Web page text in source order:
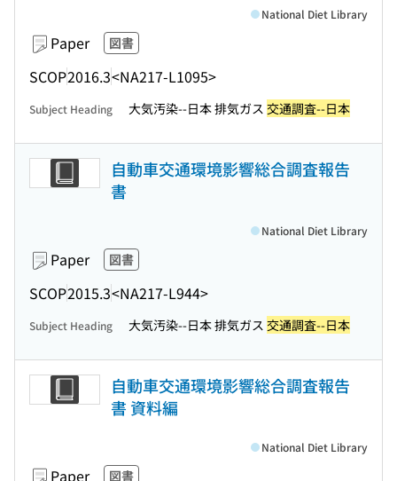
Paper 図書
SCOP2016.3<NA217-L1095>
National Diet Library
Subject Heading 大気汚染--日本 排気ガス 交通調査--日本
自動車交通環境影響総合調査報告
書
Paper 図書
SCOP2015.3<NA217-L944>
National Diet Library
Subject Heading 大気汚染--日本 排気ガス 交通調査--日本
自動車交通環境影響総合調査報告
書 資料編
Paper 図書
National Diet Library